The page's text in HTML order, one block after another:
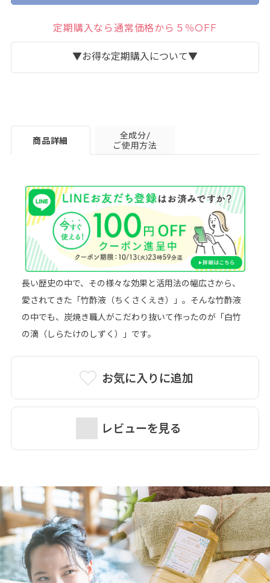
お気に入りに追加
レビューを見る
定期購入なら通常価格から５％OFF
▼お得な定期購入について▼
詳細はこちら＞
商品詳細
全成分/
ご使用方法
長い歴史の中で、その様々な効果と活用法の幅広さから、
愛されてきた「竹酢液（ちくさくえき）」。そんな竹酢液
の中でも、炭焼き職人がこだわり抜いて作ったのが「白竹
の滴（しらたけのしずく）」です。